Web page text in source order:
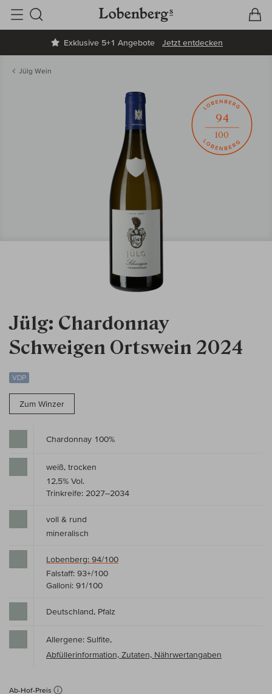
Exklusive 5+1 Angebote Jetzt entdecken
Suche
Jülg Wein
Jülg: Chardonnay
Schweigen Ortswein 2024
VDP
Zum Winzer
94
100
Chardonnay 100%
weiß, trocken
12,5% Vol.
Trinkreife: 2027–2034
voll & rund
mineralisch
Lobenberg: 94/100
Falstaff: 93+/100
Galloni: 91/100
Deutschland, Pfalz
Allergene: Sulfite,
Abfüllerinformation, Zutaten, Nährwertangaben
Ab-Hof-Preis